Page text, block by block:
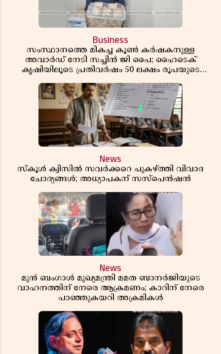
Business
സംസ്ഥാനത്തെ മികച്ച കൂൺ കർഷകനുള്ള
അവാർഡ് നേടി സച്ചിൻ ജി പൈ; ഹൈടെക്
കൃഷിയിലൂടെ പ്രതിവർഷം 50 ലക്ഷം രൂപയുടെ
News
സ്കൂൾ ക്വിസിൽ സവർക്കറെ പുകഴ്ത്തി വിവാദ
ചോദ്യങ്ങൾ; അധ്യാപകന് സസ്പെൻഷൻ
News
മുൻ ബംഗാൾ മുഖ്യമന്ത്രി മമത ബാനർജിയുടെ
വാഹനത്തിന് നേരെ ആക്രമണം; കാറിന് നേരെ
പാഞ്ഞുകയറി അക്രമികൾ